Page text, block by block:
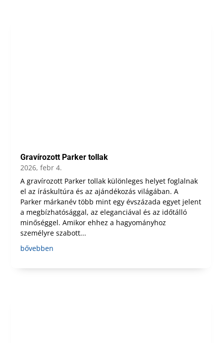
Gravírozott Parker tollak
2026, febr 4.
A gravírozott Parker tollak különleges helyet foglalnak
el az íráskultúra és az ajándékozás világában. A
Parker márkanév több mint egy évszázada egyet jelent
a megbízhatósággal, az eleganciával és az időtálló
minőséggel. Amikor ehhez a hagyományhoz
személyre szabott...
bővebben